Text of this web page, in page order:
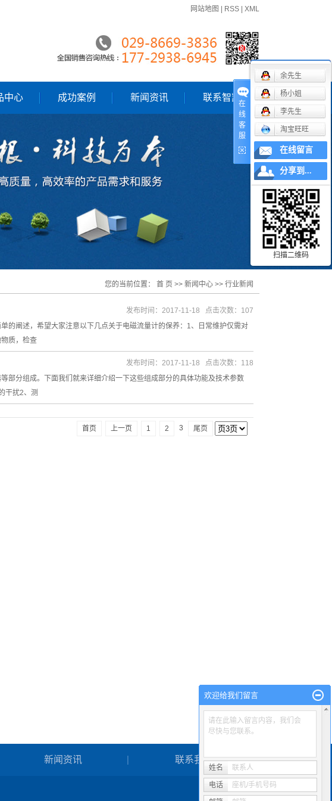
网站地图 RSS XML
中心
传感器
仪开关
显示仪表
成功案例 新闻资讯
行业新闻
技术知识
联系智凯
您的当前位置： 首 页 >> 新闻中心 >> 行业新闻
的阐述，希望大家注意以下几点关于电磁流量计的保养：1、日常维护仅需对
质，检查
发布时间：2017-11-18 点击次数：107
部分组成。下面我们就来详细介绍一下这些组成部分的具体功能及技术参数
干扰2、测
发布时间：2017-11-18 点击次数：118
首页 上一页 1 2 3 尾页
新闻资讯 联系我们
在
线
客
服
余先生
杨小姐
李先生
淘宝旺旺
在线留言
分享到...
扫描二维码
欢迎给我们留言
请在此输入留言内容，我们会
尽快与您联系。
姓名 联系人
电话 座机/手机号码